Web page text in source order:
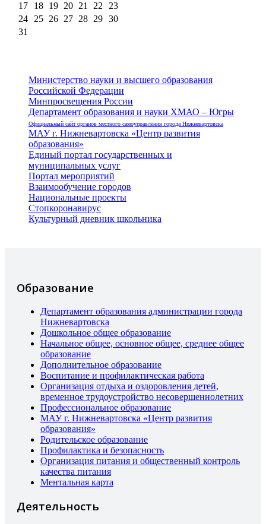
17
18 19 20 21 22
23
24
25 26 27 28 29 30
31
Министерство науки и высшего образования
Российской Федерации
Минпросвещения России
Департамент образования и науки ХМАО – Югры
Официальный сайт органов местного самоуправления города Нижневартовска
МАУ г. Нижневартовска «Центр развития
образования»
Единый портал государственных и
муниципальных услуг
Портал мероприятий
Взаимообучение городов
Национальные проекты
Стопкоронавирус
Культурный дневник школьника
Образование
Департамент образования администрации города
Нижневартовска
Дошкольное общее образование
Начальное общее, основное общее, среднее общее
образование
Дополнительное образование
Воспитание и профилактическая работа
Организация отдыха и оздоровления детей,
временное трудоустройство несовершеннолетних
Профессиональное образование
МАУ г. Нижневартовска «Центр развития
образования»
Родительское образование
Профилактика и безопасность
Организация питания и общественный контроль
качества питания
Ментальная карта
Деятельность